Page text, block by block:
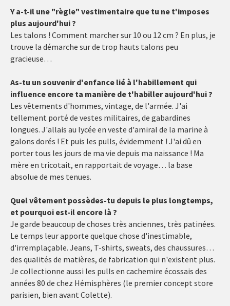
Y a-t-il une "règle" vestimentaire que tu ne t'imposes
plus aujourd'hui ?
Les talons ! Comment marcher sur 10 ou 12 cm ? En plus, je
trouve la démarche sur de trop hauts talons peu
gracieuse…
As-tu un souvenir d'enfance lié à l'habillement qui
influence encore ta manière de t'habiller aujourd'hui ?
Les vêtements d'hommes, vintage, de l'armée. J'ai
tellement porté de vestes militaires, de gabardines
longues. J'allais au lycée en veste d'amiral de la marine à
galons dorés ! Et puis les pulls, évidemment ! J'ai dû en
porter tous les jours de ma vie depuis ma naissance ! Ma
mère en tricotait, en rapportait de voyage… la base
absolue de mes tenues.
Quel vêtement possèdes-tu depuis le plus longtemps,
et pourquoi est-il encore là ?
Je garde beaucoup de choses très anciennes, très patinées.
Le temps leur apporte quelque chose d'inestimable,
d'irremplaçable. Jeans, T-shirts, sweats, des chaussures…
des qualités de matières, de fabrication qui n'existent plus.
Je collectionne aussi les pulls en cachemire écossais des
années 80 de chez Hémisphères (le premier concept store
parisien, bien avant Colette).